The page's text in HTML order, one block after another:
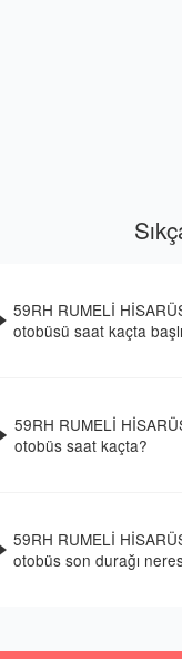
59RH RUMELİ
otobüsü saat kaçta
59RH RUMELİ
otobüs saat kaçta?
59RH RUMELİ
otobüs son durağı